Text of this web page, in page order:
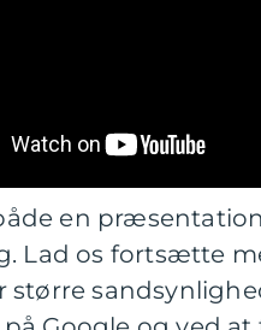
en præsentation
Lad os fortsætte
større